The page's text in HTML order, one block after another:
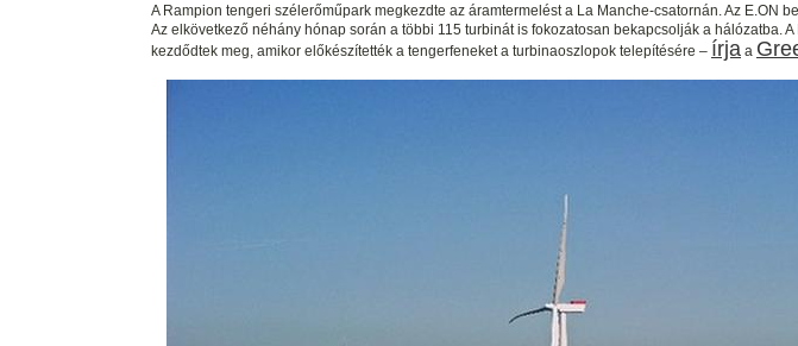
A Rampion tengeri szélerőműpark megkezdte az áramtermelést a La Manche-csatornán. Az E.ON
Az elkövetkező néhány hónap során a többi 115 turbinát is fokozatosan bekapcsolják a hálózatba.
kezdődtek meg, amikor előkészítették a tengerfeneket a turbinaoszlopok telepítésére – írja a